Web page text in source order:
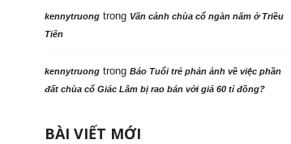
kennytruongtrong Vãn cảnh chùa cổ ngàn năm ở Triều
Tiên
kennytruongtrong Báo Tuổi trẻ phản ảnh về việc phần
đất chùa cổ Giác Lâm bị rao bán với giá 60 tỉ đồng?
BÀI VIẾT MỚI